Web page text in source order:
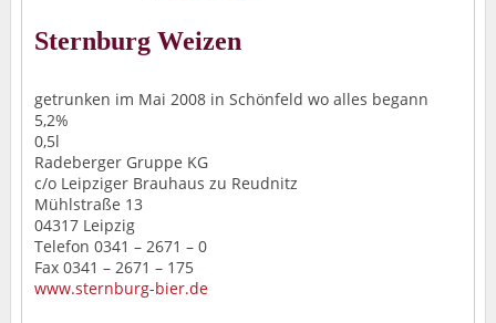
Sternburg Weizen
getrunken im Mai 2008 in Schönfeld wo alles begann
5,2%
0,5l
Radeberger Gruppe KG
c/o Leipziger Brauhaus zu Reudnitz
Mühlstraße 13
04317 Leipzig
Telefon 0341 – 2671 – 0
Fax 0341 – 2671 – 175
www.sternburg-bier.de